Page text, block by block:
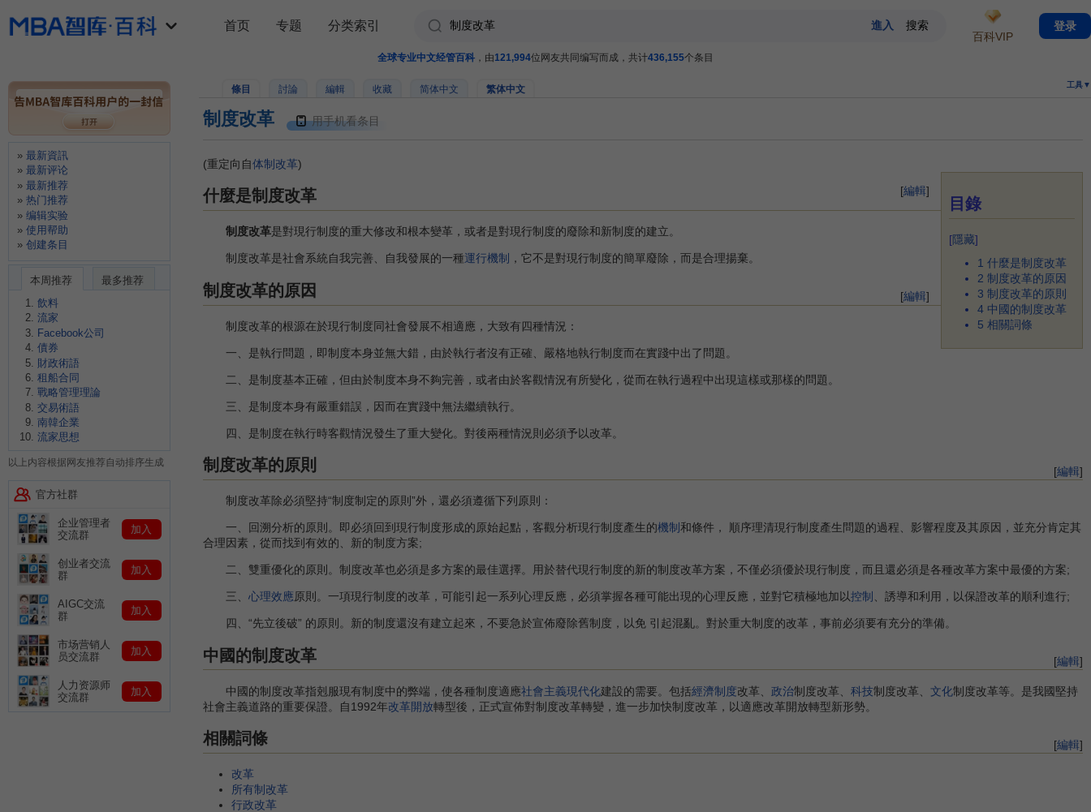
全球专业中文经管百科 ，由121,994位网友共同编写而成，共计436,155个条目
條目 討論 編輯 收藏 简体中文 繁体中文 工具▼
制度改革 用手机看条目
(重定向自体制改革)
目錄
[隱藏]
1 什麼是制度改革
2 制度改革的原因
3 制度改革的原則
4 中國的制度改革
5 相關詞條
[編輯]
什麼是制度改革
制度改革是對現行制度的重大修改和根本變革，或者是對現行制度的廢除和新制度的建立。
制度改革是社會系統自我完善、自我發展的一種運行機制 ，它不是對現行制度的簡單廢除，而是合理揚棄。
[編輯]
制度改革的原因
制度改革的根源在於現行制度同社會發展不相適應，大致有四種情況：
一、是執行問題，即制度本身並無大錯，由於執行者沒有正確、嚴格地執行制度而在實踐中出了問題。
二、是制度基本正確，但由於制度本身不夠完善，或者由於客觀情況有所變化，從而在執行過程中出現這樣或那樣的問題。
三、是制度本身有嚴重錯誤，因而在實踐中無法繼續執行。
四、是制度在執行時客觀情況發生了重大變化。對後兩種情況則必須予以改革。
[編輯]
制度改革的原則
制度改革除必須堅持“制度制定的原則”外，還必須遵循下列原則：
一、回溯分析的原則。即必須回到現行制度形成的原始起點，客觀分析現行制度產生的機制 和條件， 順序理清現行制度產生問題的過程、影響程度及其原因，並充分肯定其
合理因素，從而找到有效的、新的制度方案;
二、雙重優化的原則。制度改革也必須是多方案的最佳選擇。用於替代現行制度的新的制度改革方案，不僅必須優於現行制度，而且還必須是各種改革方案中最優的方案;
三、 心理效應原則。一項現行制度的改革，可能引起一系列心理反應，必須掌握各種可能出現的心理反應，並對它積極地加以控制 、誘導和利用，以保證改革的順利進行;
四、“先立後破” 的原則。新的制度還沒有建立起來，不要急於宣佈廢除舊制度，以免 引起混亂。對於重大制度的改革，事前必須要有充分的準備。
[編輯]
中國的制度改革
中國的制度改革指剋服現有制度中的弊端，使各種制度適應社會主義現代化建設的需要。包括經濟制度改革、 政治制度改革、 科技制度改革、 文化制度改革等。是我國堅持
社會主義道路的重要保證。自1992年改革開放轉型後，正式宣佈對制度改革轉變，進一步加快制度改革，以適應改革開放轉型新形勢。
[編輯]
相關詞條
改革
所有制改革
行政改革
首页 专题 分类索引
百科VIP
登录
最新資訊
最新评论
最新推荐
热门推荐
编辑实验
使用帮助
创建条目
本周推荐
最多推荐
飲料
流家
Facebook公司
債券
財政術語
租船合同
戰略管理理論
交易術語
南韓企業
流家思想
以上内容根据网友推荐自动排序生成
官方社群
企业管理者
交流群
加入
创业者交流
群
加入
AIGC交流
群
加入
市场营销人
员交流群
加入
人力资源师
交流群
加入